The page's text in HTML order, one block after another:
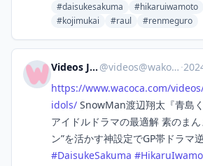
#daisukesakuma #hikaruiwamoto
#kojimukai
#raul #renmeguro
Videos Japan @videos@wakoka.com ·
https://www.wacoca.com/
idols/ SnowMan渡辺翔太『青島
アイドルドラマの最適解 素のまん
ン”を活かす神設定でGP帯ドラマ
#DaisukeSakuma #